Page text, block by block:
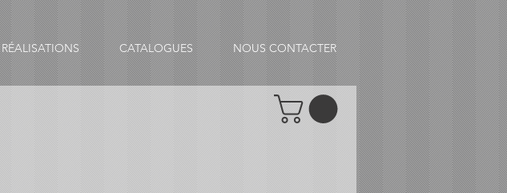
RÉALISATIONS CATALOGUES NOUS CONTACTER